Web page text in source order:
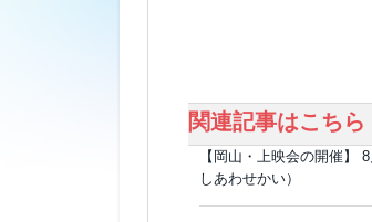
関連記事はこちら
【岡山・上映会の開催】
しあわせかい）